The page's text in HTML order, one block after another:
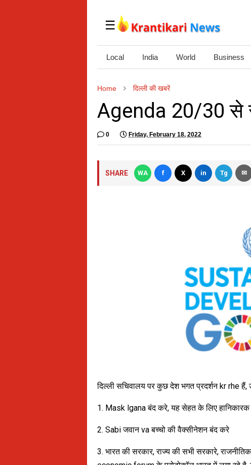
☰
Local India World Business
Home दिल्ली की खबरें
Agenda 20/30 से
0 Friday, February 18, 2022
SHARE WA f X in Tg ✉
दिल्ली सचिवालय पर कुछ देश भगत प्रदर्शन kr rhe हैं,
1. Mask lgana बंद करे, यह सेहत के लिए हानिकारक
2. Sabi जवान va बच्चो की वैक्सीनेशन बंद करे
3. भारत की सरकार, राज्य की सभी सरकारे,